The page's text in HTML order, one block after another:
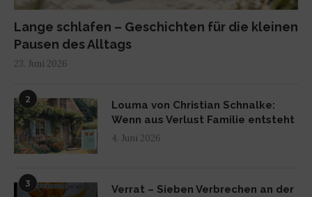
Lange schlafen – Geschichten für die kleinen
Pausen des Alltags
23. Juni 2026
2
Louma von Christian Schnalke:
Wenn aus Verlust Familie entsteht
4. Juni 2026
3
Verrat – Sieben Verbrechen an der